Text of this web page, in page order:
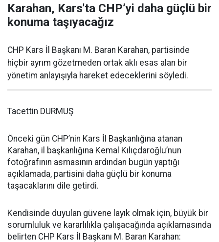
Karahan, Kars'ta CHP’yi daha güçlü bir
konuma taşıyacağız
CHP Kars İl Başkanı M. Baran Karahan, partisinde
hiçbir ayrım gözetmeden ortak aklı esas alan bir
yönetim anlayışıyla hareket edeceklerini söyledi.
Tacettin DURMUŞ
Önceki gün CHP’nin Kars İl Başkanlığına atanan
Karahan, il başkanlığına Kemal Kılıçdaroğlu’nun
fotoğrafının asmasının ardından bugün yaptığı
açıklamada, partisini daha güçlü bir konuma
taşacaklarını dile getirdi.
Kendisinde duyulan güvene layık olmak için, büyük bir
sorumluluk ve kararlılıkla çalışacağında açıklamasında
belirten CHP Kars İl Başkanı M. Baran Karahan: